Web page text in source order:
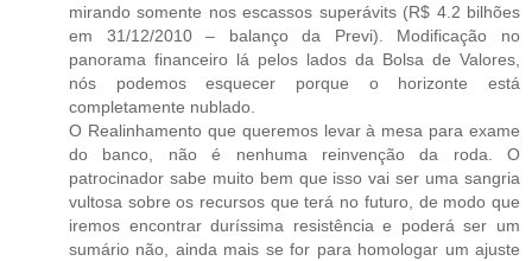
mirando somente nos escassos superávits (R$ 4.2 bilhões
em 31/12/2010 – balanço da Previ). Modificação no
panorama financeiro lá pelos lados da Bolsa de Valores,
nós podemos esquecer porque o horizonte está
completamente nublado.
O Realinhamento que queremos levar à mesa para exame
do banco, não é nenhuma reinvenção da roda. O
patrocinador sabe muito bem que isso vai ser uma sangria
vultosa sobre os recursos que terá no futuro, de modo que
iremos encontrar duríssima resistência e poderá ser um
sumário não, ainda mais se for para homologar um ajuste